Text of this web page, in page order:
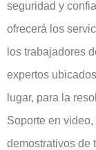
seguridad y
ofrecerá los
los trabajadores
expertos
lugar, para la
Soporte en
demostrativos de